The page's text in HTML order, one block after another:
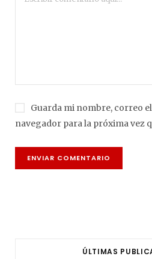
Guarda mi nombre, correo
navegador para la próxima vez
ÚLTIMAS